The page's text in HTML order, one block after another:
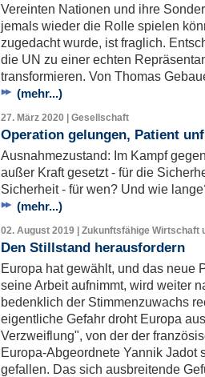
Vereinten Nationen und ihre
jemals wieder die Rolle spielen
zugedacht wurde, ist fraglich.
die UN zu einer echten
transformieren. Von Thomas
(mehr...)
27. März 2020 | Gesellschaft
Operation gelungen, Patient
Ausnahmezustand: Im Kampf
außer Kraft gesetzt - für die
Sicherheit - für wen? Und wie
(mehr...)
02. August 2019 | Zukunftsfähige Wirtschaft
Den Stillstand herausfordern
Europa hat gewählt, und das neue
seine Arbeit aufnimmt, wird weiter
bedenklich der Stimmenzuwachs
eigentliche Gefahr droht Europa
Verzweiflung", von der der
Europa-Abgeordnete Yannik Jadot
gefallen. Das sich ausbreitende